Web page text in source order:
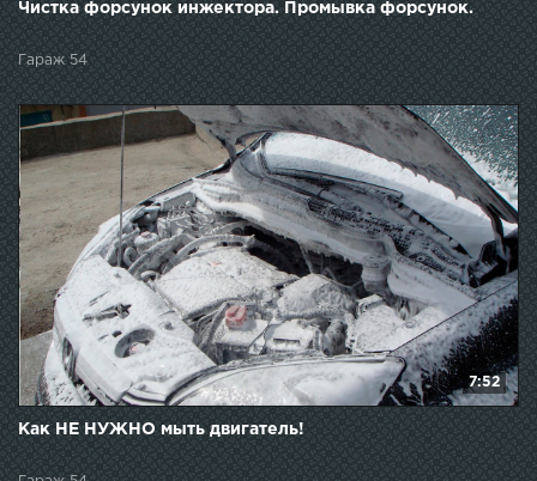
Чистка форсунок инжектора. Промывка форсунок.
Гараж 54
7:52
Как НЕ НУЖНО мыть двигатель!